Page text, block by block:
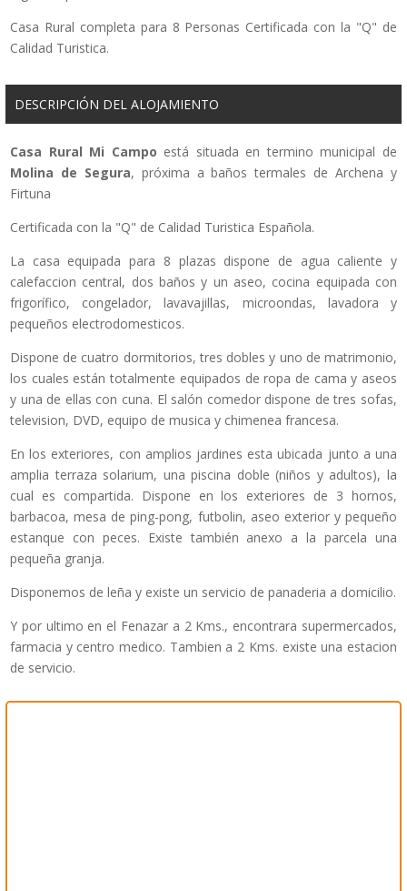
Casa Rural completa para 8 Personas Certificada con la "Q" de
Calidad Turistica.
DESCRIPCIÓN DEL ALOJAMIENTO
Casa Rural Mi Campo está situada en termino municipal de
Molina de Segura, próxima a baños termales de Archena y
Firtuna
Certificada con la "Q" de Calidad Turistica Española.
La casa equipada para 8 plazas dispone de agua caliente y
calefaccion central, dos baños y un aseo, cocina equipada con
frigorífico, congelador, lavavajillas, microondas, lavadora y
pequeños electrodomesticos.
Dispone de cuatro dormitorios, tres dobles y uno de matrimonio,
los cuales están totalmente equipados de ropa de cama y aseos
y una de ellas con cuna. El salón comedor dispone de tres sofas,
television, DVD, equipo de musica y chimenea francesa.
En los exteriores, con amplios jardines esta ubicada junto a una
amplia terraza solarium, una piscina doble (niños y adultos), la
cual es compartida. Dispone en los exteriores de 3 hornos,
barbacoa, mesa de ping-pong, futbolin, aseo exterior y pequeño
estanque con peces. Existe también anexo a la parcela una
pequeña granja.
Disponemos de leña y existe un servicio de panaderia a domicilio.
Y por ultimo en el Fenazar a 2 Kms., encontrara supermercados,
farmacia y centro medico. Tambien a 2 Kms. existe una estacion
de servicio.